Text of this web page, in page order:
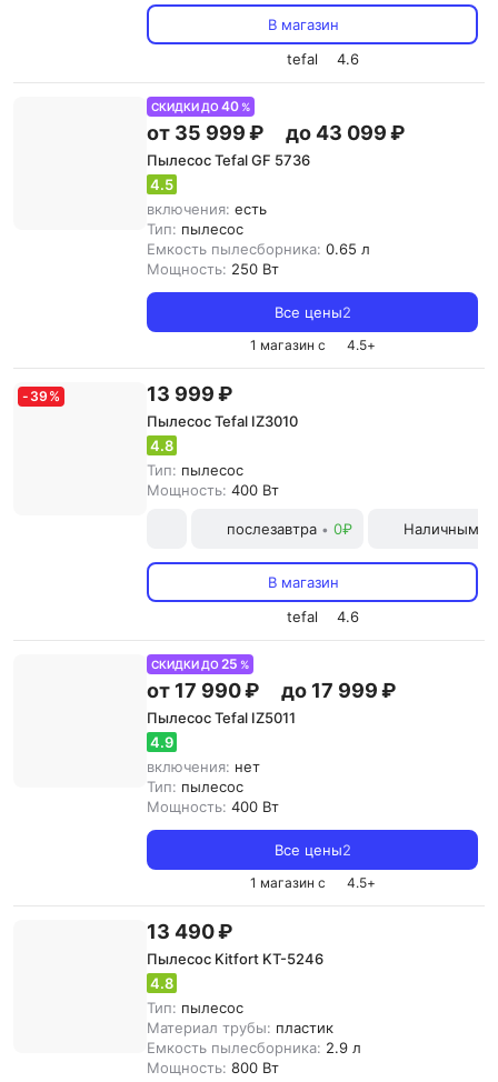
В магазин
tefal
4.6
СКИДКИ ДО40 %
от 35 999 ₽ до 43 099 ₽
Пылесос Tefal GF 5736
4.5
включения: есть
Тип: пылесос
Емкость пылесборника: 0.65 л
Мощность: 250 Вт
Все цены2
1 магазин с 4.5+
- 39 % 13 999 ₽
Пылесос Tefal IZ3010
4.8
Тип: пылесос
Мощность: 400 Вт
послезавтра • 0₽ Наличными
В магазин
tefal
4.6
СКИДКИ ДО25 %
от 17 990 ₽ до 17 999 ₽
Пылесос Tefal IZ5011
4.9
включения: нет
Тип: пылесос
Мощность: 400 Вт
Все цены2
1 магазин с 4.5+
13 490 ₽
Пылесос Kitfort KT-5246
4.8
Тип: пылесос
Материал трубы: пластик
Емкость пылесборника: 2.9 л
Мощность: 800 Вт